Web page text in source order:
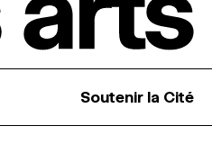
Soutenir la Cité